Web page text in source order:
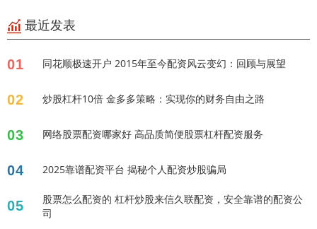
最近发表
01 同花顺极速开户 2015年至今配资风云变幻：回顾与展望
02 炒股杠杆10倍 金多多策略：实现你的财务自由之路
03 网络股票配资哪家好 高品质简便股票杠杆配资服务
04 2025靠谱配资平台 揭秘个人配资炒股骗局
05
股票怎么配资的 杠杆炒股来信久联配资，安全靠谱的配资公
司